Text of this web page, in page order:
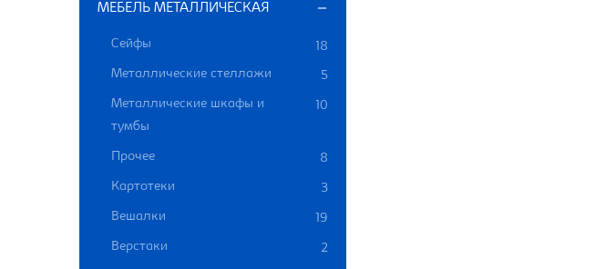
МЕБЕЛЬ МЕТАЛЛИЧЕСКАЯ
Сейфы
18
Металлические стеллажи
5
Металлические шкафы и
тумбы
10
Прочее 8
Картотеки 3
Вешалки 19
Верстаки 2